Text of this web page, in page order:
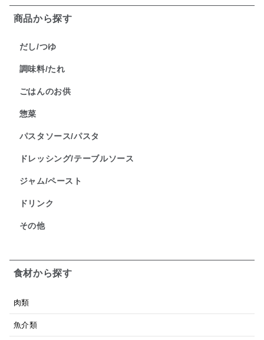
商品から探す
だし/つゆ
調味料/たれ
ごはんのお供
惣菜
パスタソース/パスタ
ドレッシング/テーブルソース
ジャム/ペースト
ドリンク
その他
食材から探す
肉類
魚介類